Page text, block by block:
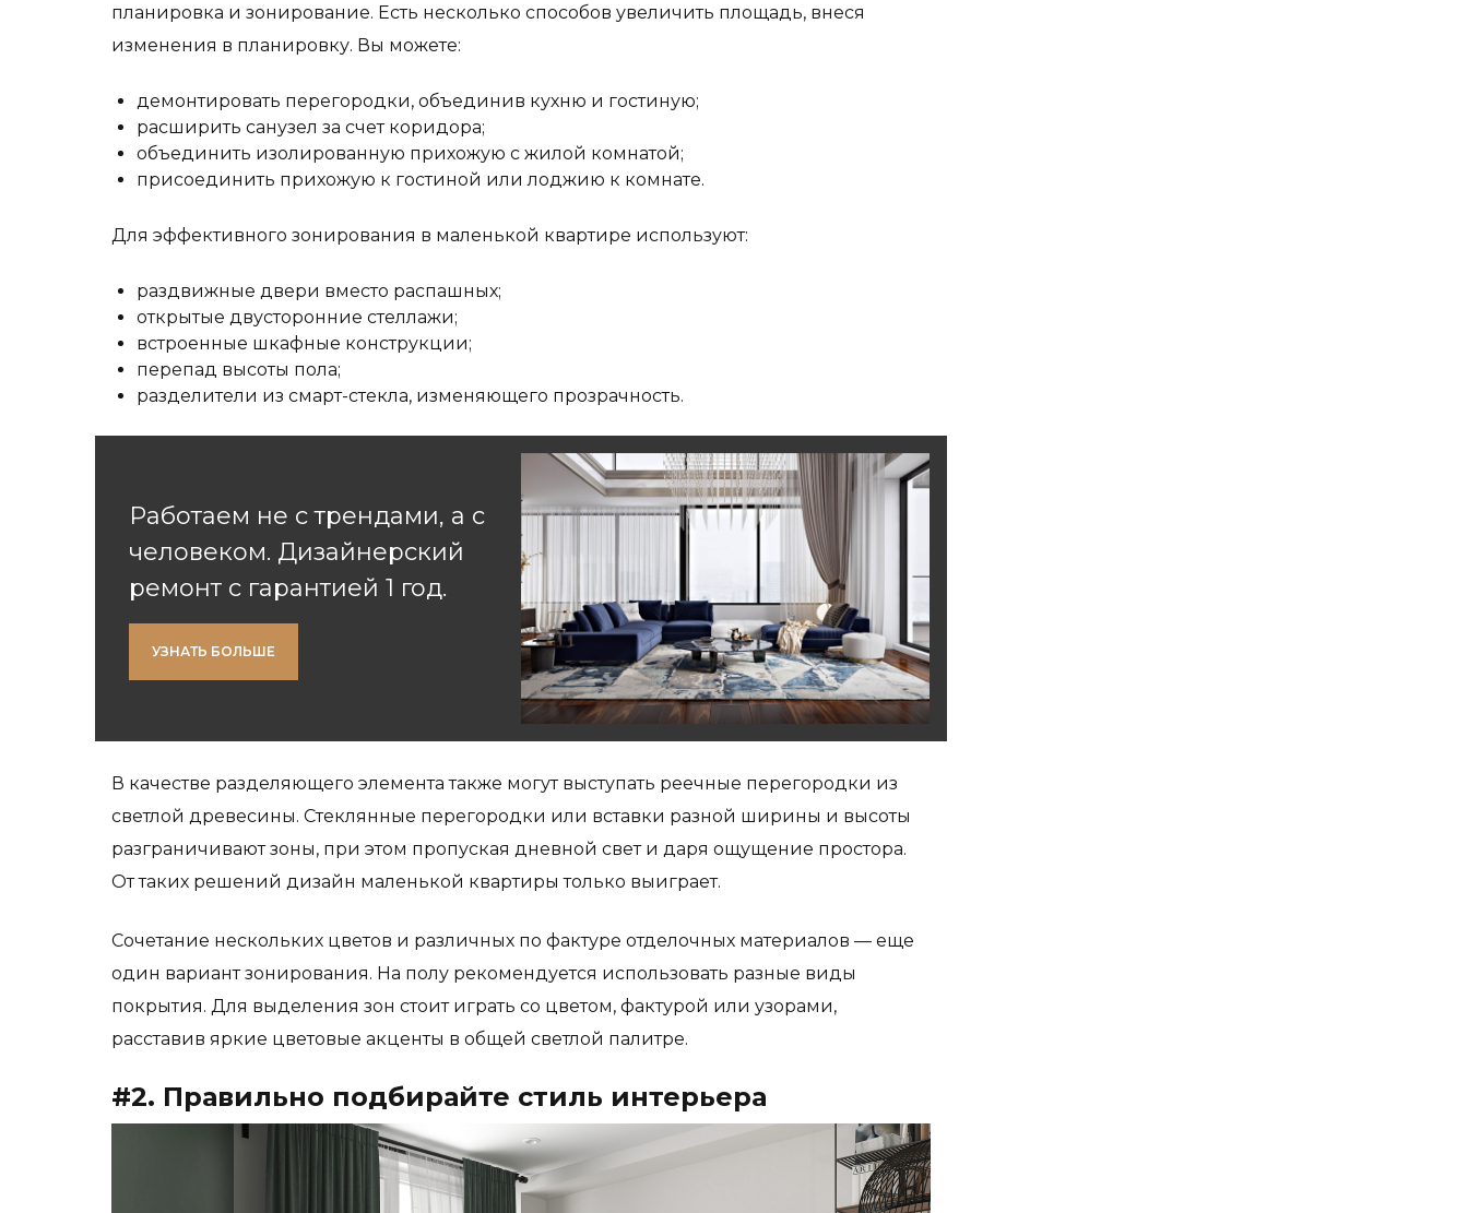
планировка и зонирование. Есть несколько способов увеличить площадь, внеся
изменения в планировку. Вы можете:
демонтировать перегородки, объединив кухню и гостиную;
расширить санузел за счет коридора;
объединить изолированную прихожую с жилой комнатой;
присоединить прихожую к гостиной или лоджию к комнате.
Для эффективного зонирования в маленькой квартире используют:
раздвижные двери вместо распашных;
открытые двусторонние стеллажи;
встроенные шкафные конструкции;
перепад высоты пола;
разделители из смарт-стекла, изменяющего прозрачность.
Работаем не с трендами, а с
человеком. Дизайнерский
ремонт с гарантией 1 год.
УЗНАТЬ БОЛЬШЕ
В качестве разделяющего элемента также могут выступать реечные перегородки из
светлой древесины. Стеклянные перегородки или вставки разной ширины и высоты
разграничивают зоны, при этом пропуская дневной свет и даря ощущение простора.
От таких решений дизайн маленькой квартирытолько выиграет.
Сочетание нескольких цветов и различных по фактуре отделочных материалов — еще
один вариант зонирования. На полу рекомендуется использовать разные виды
покрытия. Для выделения зон стоит играть со цветом, фактурой или узорами,
расставив яркие цветовые акценты в общей светлой палитре.
#2. Правильно подбирайте стиль интерьера